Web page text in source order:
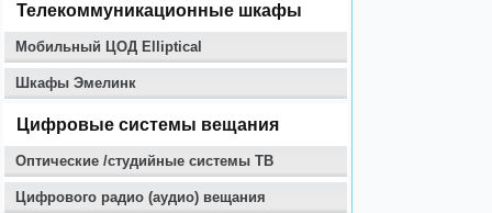
Телекоммуникационные шкафы
Мобильный ЦОД Elliptical
Шкафы Эмелинк
Цифровые системы вещания
Оптические /студийные системы ТВ
Цифрового радио (аудио) вещания